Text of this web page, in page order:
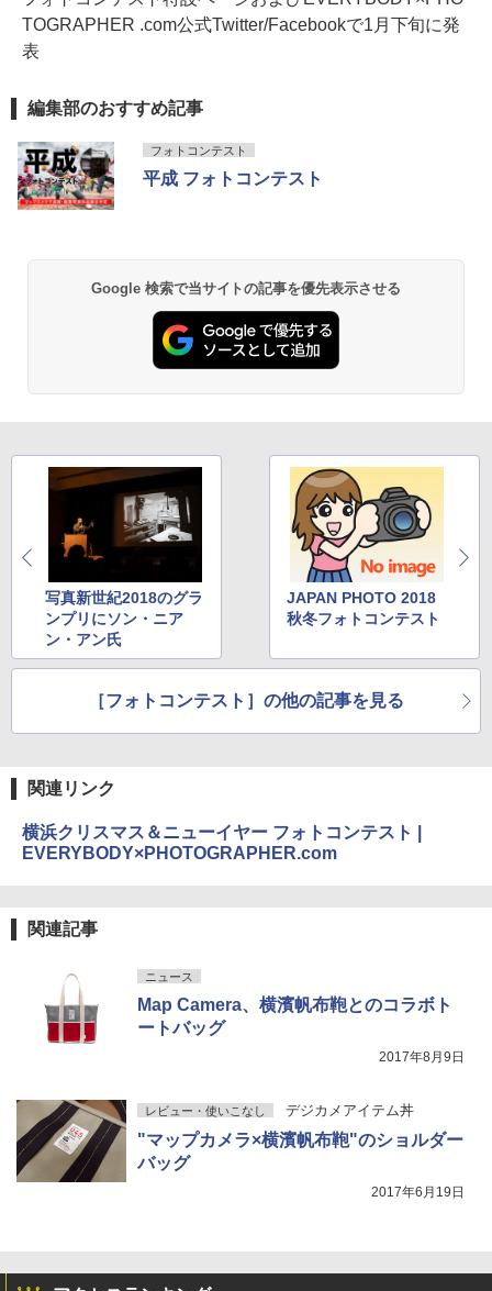
TOGRAPHER .com公式Twitter/Facebookで1月下旬に発
表
編集部のおすすめ記事
フォトコンテスト
平成 フォトコンテスト
Google 検索で当サイトの記事を優先表示させる
写真新世紀2018のグラ
ンプリにソン・ニア
ン・アン氏
JAPAN PHOTO 2018
秋冬フォトコンテスト
［フォトコンテスト］の他の記事を見る
関連リンク
横浜クリスマス＆ニューイヤー フォトコンテスト |
EVERYBODY×PHOTOGRAPHER.com
関連記事
ニュース
Map Camera、横濱帆布鞄とのコラボト
ートバッグ
2017年8月9日
レビュー・使いこなし デジカメアイテム丼
"マップカメラ×横濱帆布鞄"のショルダー
バッグ
2017年6月19日